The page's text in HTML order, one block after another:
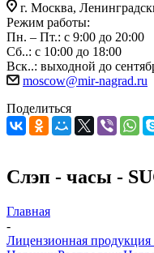
г. Москва,
Режим работы:
Пн. – Пт.: с 9:00 до 20:00
Сб..: с 10:00 до 18:00
Вск..: выходной до
moscow@mir-nagrad.ru
Поделиться
Слэп - часы -
Главная
-
Лицензионная